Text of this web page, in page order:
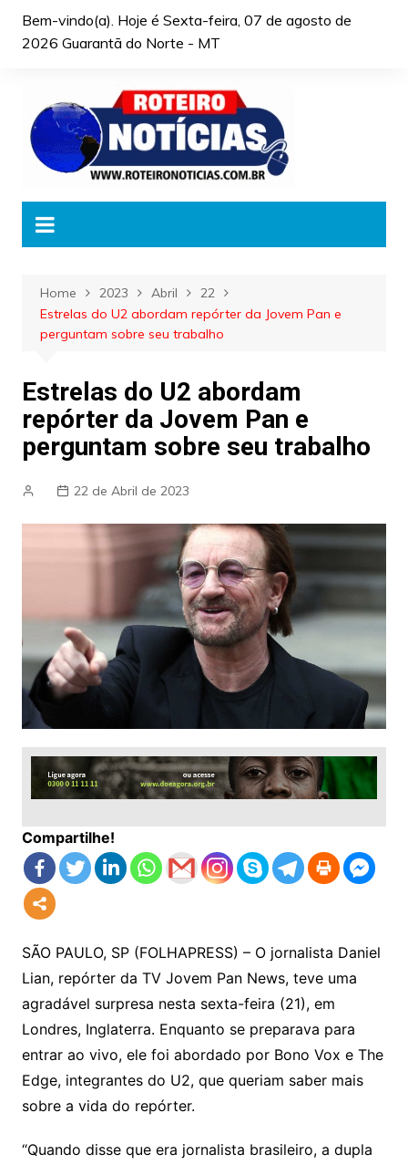
Bem-vindo(a). Hoje é Sexta-feira, 07 de agosto de
2026 Guarantã do Norte - MT
Home 2023 Abril
22
Estrelas do U2 abordam repórter da Jovem Pan e
perguntam sobre seu trabalho
Estrelas do U2 abordam
repórter da Jovem Pan e
perguntam sobre seu trabalho
22 de Abril de 2023
Compartilhe!
SÃO PAULO, SP (FOLHAPRESS) – O jornalista Daniel
Lian, repórter da TV Jovem Pan News, teve uma
agradável surpresa nesta sexta-feira (21), em
Londres, Inglaterra. Enquanto se preparava para
entrar ao vivo, ele foi abordado por Bono Vox e The
Edge, integrantes do U2, que queriam saber mais
sobre a vida do repórter.
“Quando disse que era jornalista brasileiro, a dupla